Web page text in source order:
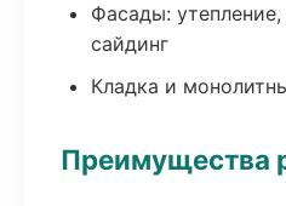
Фасады: утепление,
сайдинг
Кладка и
Преимущества